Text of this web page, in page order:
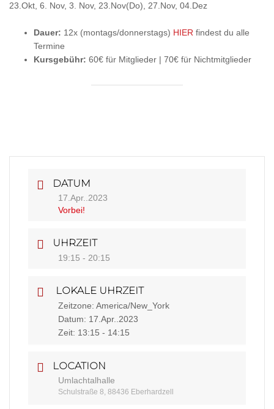
23.Okt, 6. Nov, 3. Nov, 23.Nov(Do), 27.Nov, 04.Dez
Dauer: 12x (montags/donnerstags) HIER findest du alle
Termine
Kursgebühr: 60€ für Mitglieder | 70€ für Nichtmitglieder
DATUM
17.Apr..2023
Vorbei!
UHRZEIT
19:15 - 20:15
LOKALE UHRZEIT
Zeitzone: America/New_York
Datum: 17.Apr..2023
Zeit: 13:15 - 14:15
LOCATION
Umlachtalhalle
Schulstraße 8, 88436 Eberhardzell